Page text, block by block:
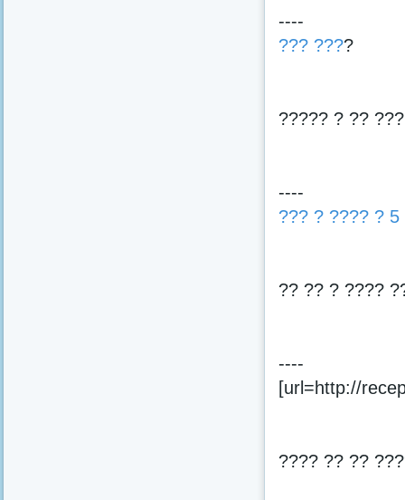
----
??? ????
????? ? ??
----
??? ? ???? ? 5
?? ?? ? ????
----
[url=http://
???? ?? ??